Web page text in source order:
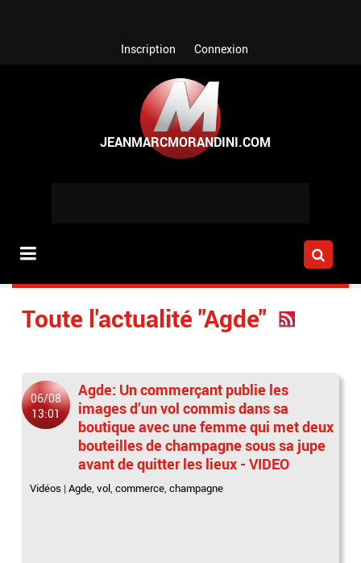
Inscription Connexion
Toute l'actualité "Agde"
06/08
13:01
Agde: Un commerçant publie les
images d’un vol commis dans sa
boutique avec une femme qui met deux
bouteilles de champagne sous sa jupe
avant de quitter les lieux - VIDEO
Vidéos |Agde,vol,commerce,champagne